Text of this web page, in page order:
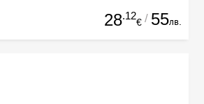
28.12
€ / 55лв.